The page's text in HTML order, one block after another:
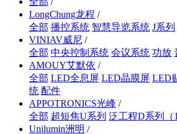
LongChung龙程 /
全部 播控系统 智慧导览系统 J系列
VINIAV威尼 /
全部 中央控制系统 会议系统 功放
AMOUY艾默依 /
全部 LED全息屏 LED晶膜屏 LED
统 配件
APPOTRONICS光峰 /
全部 超短焦U系列 泛工程D系列（
Unilumin洲明 /